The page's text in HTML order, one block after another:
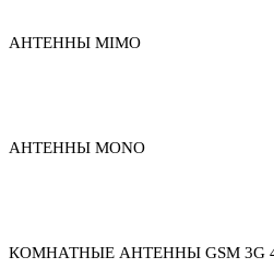
АНТЕННЫ MIMO
АНТЕННЫ MONO
КОМНАТНЫЕ АНТЕННЫ GSM 3G